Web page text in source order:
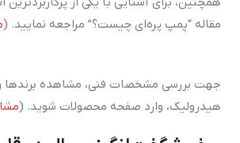
مقاله “پمپ پره‌ای چیست؟” مراجعه نمایید. (
جهت بررسی مشخصات فنی، مشاهده برندها
هیدرولیک، وارد صفحه محصولات شوید. (